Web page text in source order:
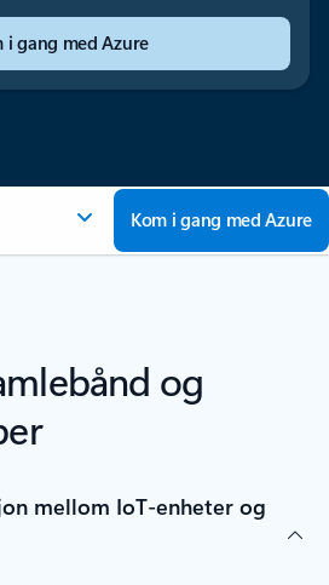
i gang med Azure
Kom i gang med Azure
og
mellom IoT-enheter og